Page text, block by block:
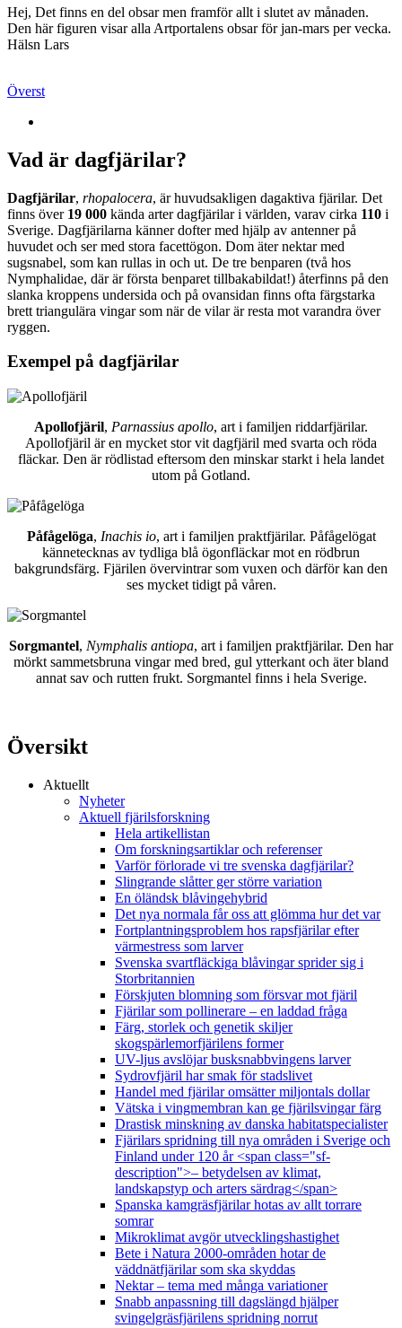
Hej, Det finns en del obsar men framför allt i slutet av månaden.
Den här figuren visar alla Artportalens obsar för jan-mars per vecka.
Hälsn Lars
Överst
Vad är dagfjärilar?
Dagfjärilar, rhopalocera, är huvudsakligen dagaktiva fjärilar. Det
finns över 19 000 kända arter dagfjärilar i världen, varav cirka 110 i
Sverige. Dagfjärilarna känner dofter med hjälp av antenner på
huvudet och ser med stora facettögon. Dom äter nektar med
sugsnabel, som kan rullas in och ut. De tre benparen (två hos
Nymphalidae, där är första benparet tillbakabildat!) återfinns på den
slanka kroppens undersida och på ovansidan finns ofta färgstarka
brett triangulära vingar som när de vilar är resta mot varandra över
ryggen.
Exempel på dagfjärilar
Apollofjäril, Parnassius apollo, art i familjen riddarfjärilar.
Apollofjäril är en mycket stor vit dagfjäril med svarta och röda
fläckar. Den är rödlistad eftersom den minskar starkt i hela landet
utom på Gotland.
Påfågelöga, Inachis io, art i familjen praktfjärilar. Påfågelögat
kännetecknas av tydliga blå ögonfläckar mot en rödbrun
bakgrundsfärg. Fjärilen övervintrar som vuxen och därför kan den
ses mycket tidigt på våren.
Sorgmantel, Nymphalis antiopa, art i familjen praktfjärilar. Den har
mörkt sammetsbruna vingar med bred, gul ytterkant och äter bland
annat sav och rutten frukt. Sorgmantel finns i hela Sverige.
Översikt
Aktuellt
Nyheter
Aktuell fjärilsforskning
Hela artikellistan
Om forskningsartiklar och referenser
Varför förlorade vi tre svenska dagfjärilar?
Slingrande slåtter ger större variation
En öländsk blåvingehybrid
Det nya normala får oss att glömma hur det var
Fortplantningsproblem hos rapsfjärilar efter
värmestress som larver
Svenska svartfläckiga blåvingar sprider sig i
Storbritannien
Förskjuten blomning som försvar mot fjäril
Fjärilar som pollinerare – en laddad fråga
Färg, storlek och genetik skiljer
skogspärlemorfjärilens former
UV-ljus avslöjar busksnabbvingens larver
Sydrovfjäril har smak för stadslivet
Handel med fjärilar omsätter miljontals dollar
Vätska i vingmembran kan ge fjärilsvingar färg
Drastisk minskning av danska habitatspecialister
Fjärilars spridning till nya områden i Sverige och
Finland under 120 år <span class="sf-
description">– betydelsen av klimat,
landskapstyp och arters särdrag</span>
Spanska kamgräsfjärilar hotas av allt torrare
somrar
Mikroklimat avgör utvecklingshastighet
Bete i Natura 2000-områden hotar de
väddnätfjärilar som ska skyddas
Nektar – tema med många variationer
Snabb anpassning till dagslängd hjälper
svingelgräsfjärilens spridning norrut